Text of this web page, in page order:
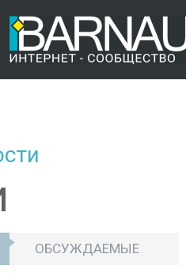
ОБСУЖДАЕМЫЕ